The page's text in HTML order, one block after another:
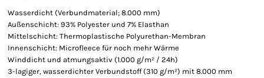
Wasserdicht (Verbundmaterial; 8.000 mm)
Außenschicht: 93% Polyester und 7% Elasthan
Mittelschicht: Thermoplastische Polyurethan-Membran
Innenschicht: Microfleece für noch mehr Wärme
Winddicht und atmungsaktiv (1.000 g/m² / 24h)
3-lagiger, wasserdichter Verbundstoff (310 g/m²) mit 8.000 mm